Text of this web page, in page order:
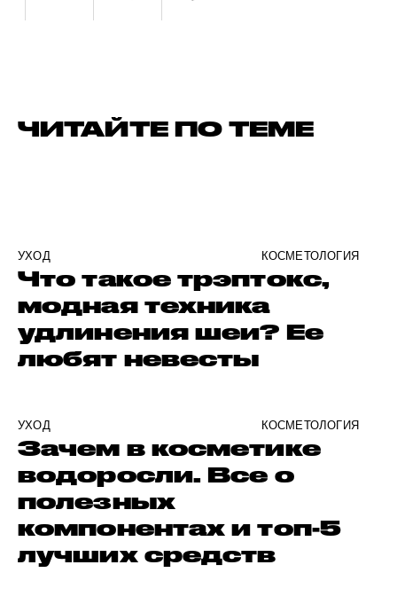
ЧИТАЙТЕ ПО ТЕМЕ
УХОД КОСМЕТОЛОГИЯ
Что такое трэптокс,
модная техника
удлинения шеи? Ее
любят невесты
УХОД КОСМЕТОЛОГИЯ
Зачем в косметике
водоросли. Все о
полезных
компонентах и топ-5
лучших средств